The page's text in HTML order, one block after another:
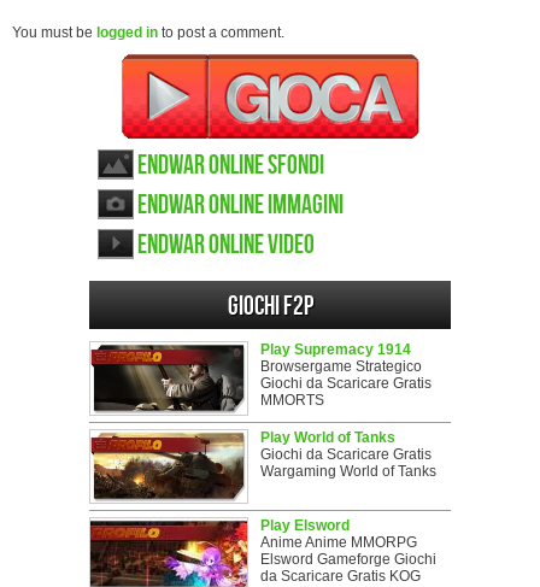
You must be logged in to post a comment.
EndWar Online sfondi
EndWar Online immagini
EndWar Online video
Giochi F2P
Play Supremacy 1914
Browsergame Strategico
Giochi da Scaricare Gratis
MMORTS
Play World of Tanks
Giochi da Scaricare Gratis
Wargaming World of Tanks
Play Elsword
Anime Anime MMORPG
Elsword Gameforge Giochi
da Scaricare Gratis KOG